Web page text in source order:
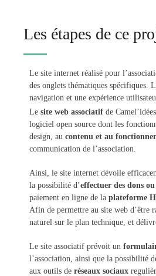
Les étapes de ce
Le site internet réalisé pour
des onglets thématiques spécifiques.
navigation et une expérience
Le site web associatif de
logiciel open source dont les
design, au contenu et au
communication de l’association.
Ainsi, le site internet dévoile
la possibilité d’effectuer des dons
paiement en ligne de la plateforme
Afin de permettre au site web d’être
naturel sur le plan technique, et
Le site associatif prévoit un
l’association, ainsi que la possibilité
aux outils de réseaux sociaux